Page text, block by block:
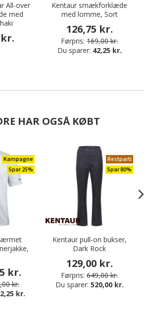
All-over
med
kr.
Kentaur smækforklæde
med lomme, Sort
126,75 kr.
Førpris: 169,00 kr.
Du sparer: 42,25 kr.
HAR OGSÅ KØBT
Kampagne
Spar 25%
kr.
kr.
kr.
Restparti
Spar 80%
Kentaur pull-on bukser,
Dark Rock
129,00 kr.
Førpris: 649,00 kr.
Du sparer: 520,00 kr.